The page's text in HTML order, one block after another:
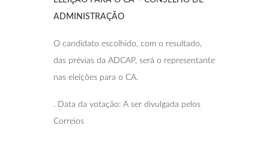
ADMINISTRAÇÃO
O candidato escolhido, com o resultado,
das prévias da ADCAP, será o representante
nas eleições para o CA.
. Data da votação: A ser divulgada pelos
Correios